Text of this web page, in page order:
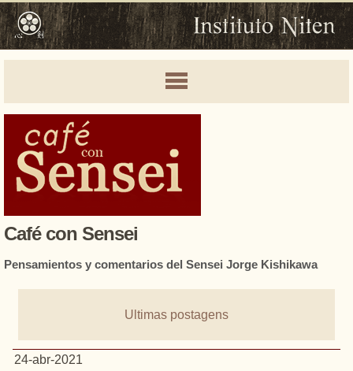
Café con Sensei
Pensamientos y comentarios del Sensei Jorge Kishikawa
Ultimas postagens
24-abr-2021